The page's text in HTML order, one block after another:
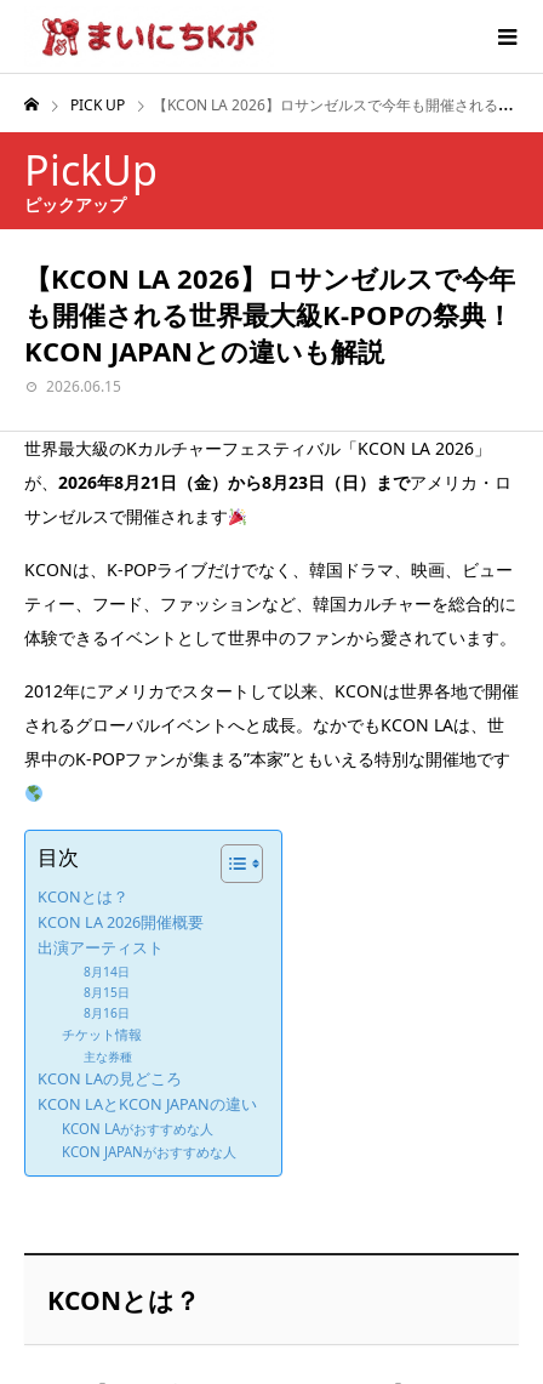
PICK UP 【KCON LA 2026】ロサンゼルスで今年も開催される世界最大級K-POPの祭典！KCON JAPANとの違いも解説
PickUp
ピックアップ
【KCON LA 2026】ロサンゼルスで今年
も開催される世界最大級K-POPの祭典！
KCON JAPANとの違いも解説
2026.06.15
世界最大級のKカルチャーフェスティバル「KCON LA 2026」
が、 2026年8月21日（金）から8月23日（日）までアメリカ・ロ
サンゼルスで開催されます
KCONは、K-POPライブだけでなく、韓国ドラマ、映画、ビュー
ティー、フード、ファッションなど、韓国カルチャーを総合的に
体験できるイベントとして世界中のファンから愛されています。
2012年にアメリカでスタートして以来、KCONは世界各地で開催
されるグローバルイベントへと成長。なかでもKCON LAは、世
界中のK-POPファンが集まる”本家”ともいえる特別な開催地です
目次
KCONとは？
KCON LA 2026開催概要
出演アーティスト
8月14日
8月15日
8月16日
チケット情報
主な券種
KCON LAの見どころ
KCON LAとKCON JAPANの違い
KCON LAがおすすめな人
KCON JAPANがおすすめな人
KCONとは？